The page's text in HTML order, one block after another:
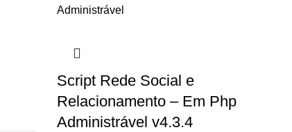
Script Rede Social e
Relacionamento – Em Php
Administrável v4.3.4